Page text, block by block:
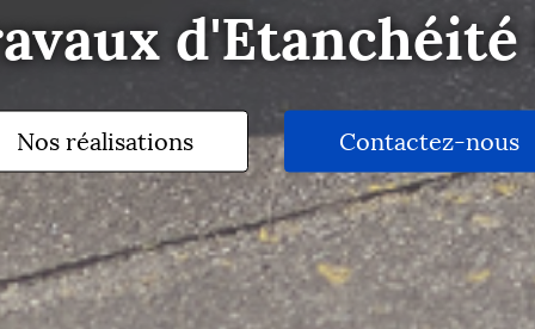
d'Etanchéité
Nos réalisations Contactez-nous